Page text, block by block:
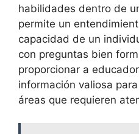
habilidades dentro de
permite un
capacidad de un
con preguntas bien
proporcionar a
información valiosa
áreas que requieren